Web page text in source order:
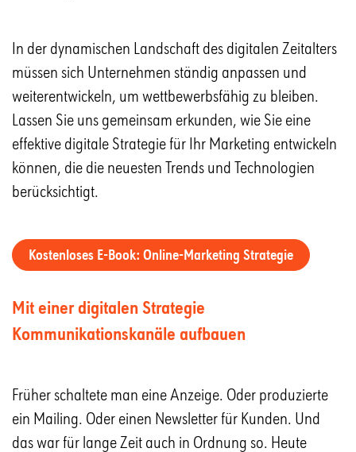
In der dynamischen Landschaft des digitalen Zeitalters
müssen sich Unternehmen ständig anpassen und
weiterentwickeln, um wettbewerbsfähig zu bleiben.
Lassen Sie uns gemeinsam erkunden, wie Sie eine
effektive digitale Strategie für Ihr Marketing entwickeln
können, die die neuesten Trends und Technologien
berücksichtigt.
Kostenloses E-Book: Online-Marketing Strategie
Mit einer digitalen Strategie
Kommunikationskanäle aufbauen
Früher schaltete man eine Anzeige. Oder produzierte
ein Mailing. Oder einen Newsletter für Kunden. Und
das war für lange Zeit auch in Ordnung so. Heute